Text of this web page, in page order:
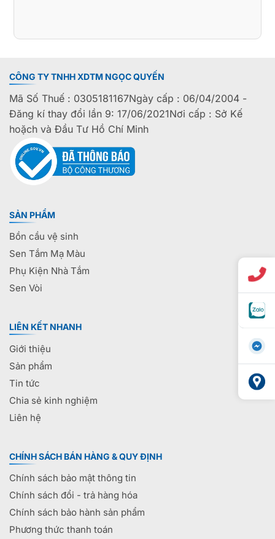
CÔNG TY TNHH XDTM NGỌC QUYẾN
Mã Số Thuế : 0305181167Ngày cấp : 06/04/2004 -
Đăng kí thay đổi lần 9: 17/06/2021Nơi cấp : Sở Kế
hoặch và Đầu Tư Hồ Chí Minh
SẢN PHẨM
Bồn cầu vệ sinh
Sen Tắm Mạ Màu
Phụ Kiện Nhà Tắm
Sen Vòi
LIÊN KẾT NHANH
Giới thiệu
Sản phẩm
Tin tức
Chia sẻ kinh nghiệm
Liên hệ
CHÍNH SÁCH BÁN HÀNG & QUY ĐỊNH
Chính sách bảo mật thông tin
Chính sách đổi - trả hàng hóa
Chính sách bảo hành sản phẩm
Phương thức thanh toán